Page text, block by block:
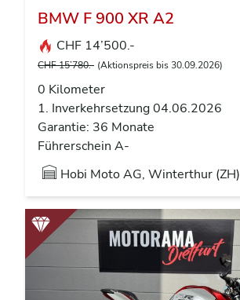
BMW F 900 XR A2
CHF 14’500.-
CHF 15’780.- (Aktionspreis bis 30.09.2026)
0 Kilometer
1. Inverkehrsetzung 04.06.2026
Garantie: 36 Monate
Führerschein A-
Hobi Moto AG, Winterthur (ZH)